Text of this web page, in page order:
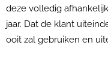
deze volledig
jaar. Dat de klant
ooit zal gebruiken en